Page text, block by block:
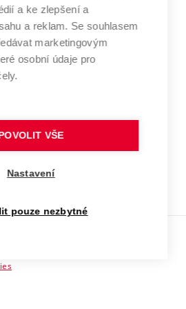
fondů
Brně
V BRNĚ
a ke zlepšení a
a reklam. Se souhlasem
marketingovým
osobní údaje pro
POVOLIT VŠE
Nastavení
pouze nezbytné